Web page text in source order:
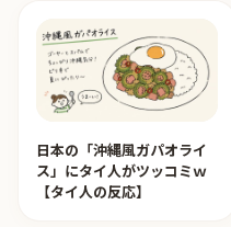
日本の「沖縄風ガパオライ
ス」にタイ人がツッコミｗ
【タイ人の反応】